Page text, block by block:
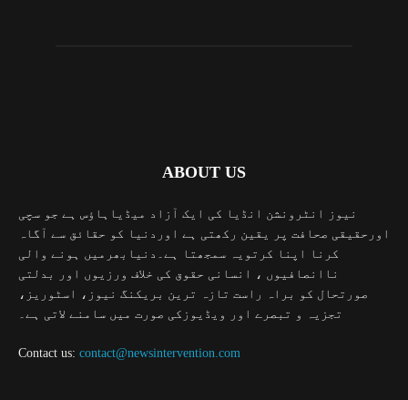
ABOUT US
نیوز انٹرونشن انڈیا کی ایک آزاد میڈیاہاؤس ہے جو سچی
اورحقیقی صحافت پر یقین رکھتی ہے اوردنیا کو حقائق سے آگاہ
کرنا اپنا کرتویہ سمجھتا ہے۔دنیابھرمیں ہونے والی
ناانصافیوں ، انسانی حقوق کی خلاف ورزیوں اور بدلتی
صورتحال کو براہ راست تازہ ترین بریکنگ نیوز، اسٹوریز،
تجزیہ و تبصرے اور ویڈیوزکی صورت میں سامنے لاتی ہے۔
Contact us: contact@newsintervention.com